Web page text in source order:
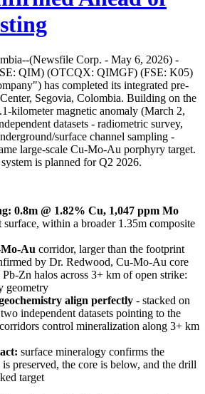
(Newsfile Corp. - May 6, 2026) -
QIM) (OTCQX: QIMGF) (FSE: K05)
has completed its integrated pre-
Segovia, Colombia. Building on the
kilometer magnetic anomaly (March 2,
datasets - radiometric survey,
surface channel sampling -
large-scale Cu-Mo-Au porphyry target.
is planned for Q2 2026.
0.8m @ 1.82% Cu, 1,047 ppm Mo
surface, within a broader 1.35m composite
Au corridor, larger than the footprint
by Dr. Redwood, Cu-Mo-Au core
Zn halos across 3+ km of open strike:
geometry
align perfectly - stacked on
independent datasets pointing to the
control mineralization along 3+ km
surface mineralogy confirms the
preserved, the core is below, and the drill
target